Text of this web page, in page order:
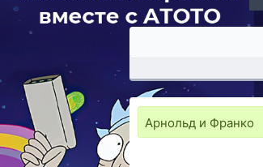
Арнольд и Франко